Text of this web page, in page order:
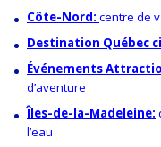
Côte-Nord: centre de
Destination Québec
Événements
d’aventure
Îles-de-la-Madeleine:
l’eau